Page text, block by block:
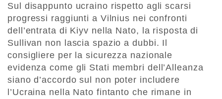
Sul disappunto ucraino rispetto agli scarsi
progressi raggiunti a Vilnius nei confronti
dell’entrata di Kiyv nella Nato, la risposta di
Sullivan non lascia spazio a dubbi. Il
consigliere per la sicurezza nazionale
evidenza come gli Stati membri dell’Alleanza
siano d’accordo sul non poter includere
l’Ucraina nella Nato fintanto che rimane in